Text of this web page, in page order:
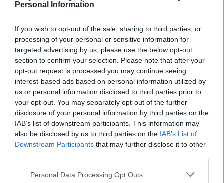
Personal Information
If you wish to opt-out of the sale, sharing to third parties, or
processing of your personal or sensitive information for
targeted advertising by us, please use the below opt-out
section to confirm your selection. Please note that after your
opt-out request is processed you may continue seeing
interest-based ads based on personal information utilized by
us or personal information disclosed to third parties prior to
your opt-out. You may separately opt-out of the further
disclosure of your personal information by third parties on the
IAB’s list of downstream participants. This information may
also be disclosed by us to third parties on the IAB’s List of
Downstream Participants that may further disclose it to other
Please note that this website/app uses one or more Google
Personal Data Processing Opt Outs
Anita Orbán. Foto: MTI/Tamás Purger
Mehrwertsteuersenkungen auf dem Tisch
Szabolcs Bóna, der künftige Landwirtschaftsminister, erklärte
gegenüber dem Landwirtschaftsausschuss des Parlaments,
auf Obst und Gemüse – von 27 Prozent auf 5 Prozent – von
der Haushaltslage abhängen werde. Die Möglichkeit, diese
Senkungen auch auf andere Lebensmittel auszuweiten, wird